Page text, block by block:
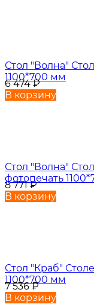
Стол "Волна"
1100*700 мм
6 474₽
В корзину
Стол "Волна"
фотопечать
8 771₽
В корзину
Стол "Краб"
1100*700 мм
7 536₽
В корзину